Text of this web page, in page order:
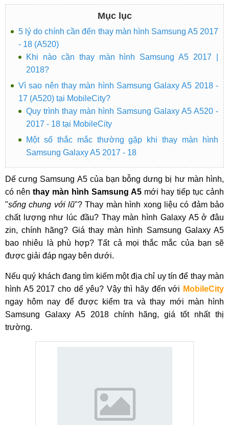
Mục lục
5 lý do chính cần đến thay màn hình Samsung A5 2017
- 18 (A520)
Khi nào cần thay màn hình Samsung A5 2017 |
2018?
Vì sao nên thay màn hình Samsung Galaxy A5 2018 -
17 (A520) tại MobileCity?
Quy trình thay màn hình Samsung Galaxy A5 A520 -
2017 - 18 tại MobileCity
Một số thắc mắc thường gặp khi thay màn hình
Samsung Galaxy A5 2017 - 18
Dế cưng Samsung A5 của bạn bỗng dưng bị hư màn hình,
có nên thay màn hình Samsung A5 mới hay tiếp tục cảnh
"sống chung với lũ"? Thay màn hình xong liệu có đảm bảo
chất lượng như lúc đầu? Thay màn hình Galaxy A5 ở đâu
zin, chính hãng? Giá thay màn hình Samsung Galaxy A5
bao nhiêu là phù hợp? Tất cả mọi thắc mắc của bạn sẽ
được giải đáp ngay bên dưới.
Nếu quý khách đang tìm kiếm một địa chỉ uy tín để thay màn
hình A5 2017 cho dế yêu? Vậy thì hãy đến với MobileCity
ngay hôm nay để được kiểm tra và thay mới màn hình
Samsung Galaxy A5 2018 chính hãng, giá tốt nhất thị
trường.